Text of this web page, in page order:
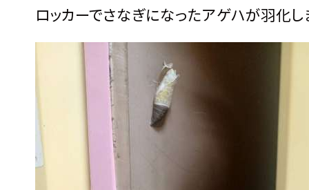
ロッカーでさなぎになったアゲハが羽化し